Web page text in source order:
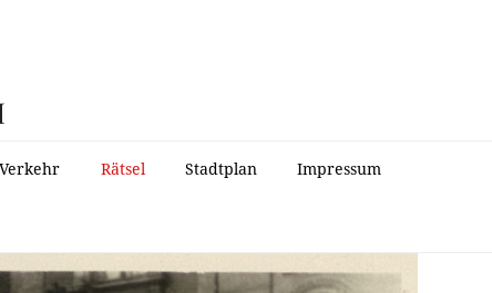
Verkehr Rätsel Stadtplan Impressum